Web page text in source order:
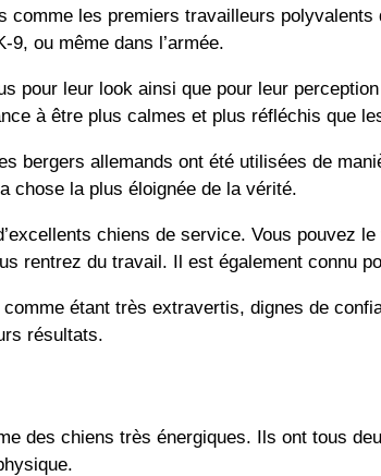
comme les premiers travailleurs
9, ou même dans l’armée.
pour leur look ainsi que pour leur
à être plus calmes et plus réfléchis que
bergers allemands ont été utilisées de
chose la plus éloignée de la vérité.
chiens de service. Vous pouvez
rentrez du travail. Il est également connu
étant très extravertis, dignes de
résultats.
des chiens très énergiques. Ils ont tous